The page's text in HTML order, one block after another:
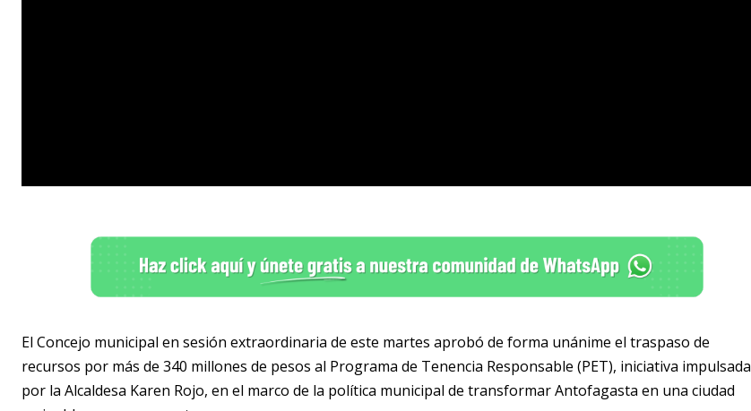
El Concejo municipal en sesión extraordinaria de este martes aprobó de forma unánime el traspaso de
recursos por más de 340 millones de pesos al Programa de Tenencia Responsable (PET), iniciativa impulsada
por la Alcaldesa Karen Rojo, en el marco de la política municipal de transformar Antofagasta en una ciudad